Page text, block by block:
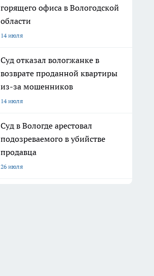
горящего офиса в Вологодской
области
14 июля
Суд отказал вологжанке в
возврате проданной квартиры
из-за мошенников
14 июля
Суд в Вологде арестовал
подозреваемого в убийстве
продавца
26 июля